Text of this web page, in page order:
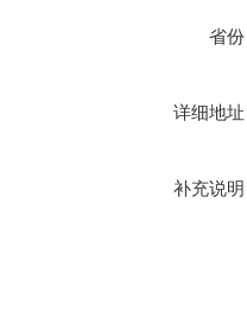
省份
详细地址
补充说明